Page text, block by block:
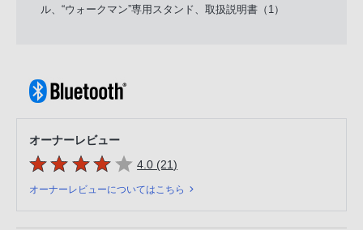
ル、“ウォークマン”専用スタンド、取扱説明書（1）
オーナーレビュー
5つの星のうち
4.0 (21件のレビュー
)
オーナーレビューについてはこちら